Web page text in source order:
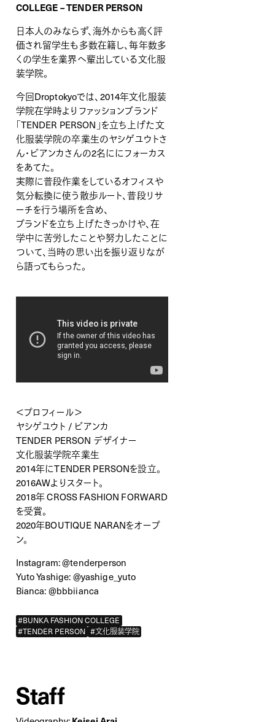
COLLEGE – TENDER PERSON
日本人のみならず、海外からも高く評
価され留学生も多数在籍し、毎年数多
くの学生を業界へ輩出している文化服
装学院。
今回Droptokyoでは、2014年文化服装
学院在学時よりファッションブランド
「TENDER PERSON」を立ち上げた文
化服装学院の卒業生のヤシゲユウトさ
ん・ビアンカさんの2名ににフォーカス
をあてた。
実際に普段作業をしているオフィスや
気分転換に使う散歩ルート、普段リサ
ーチを行う場所を含め、
ブランドを立ち上げたきっかけや、在
学中に苦労したことや努力したことに
ついて、当時の思い出を振り返りなが
ら語ってもらった。
＜プロフィール＞
ヤシゲユウト / ビアンカ
TENDER PERSON デザイナー
文化服装学院卒業生
2014年にTENDER PERSONを設立。
2016AWよりスタート。
2018年 CROSS FASHION FORWARD
を受賞。
2020年BOUTIQUE NARANをオープ
ン。
Instagram:@tenderperson
Yuto Yashige:@yashige_yuto
Bianca:@bbbiianca
#BUNKA FASHION COLLEGE
#TENDER PERSON #文化服装学院
Staff